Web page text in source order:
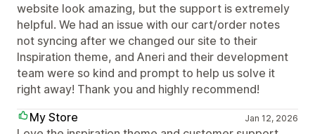
website look amazing, but the support is extremely
helpful. We had an issue with our cart/order notes
not syncing after we changed our site to their
Inspiration theme, and Aneri and their development
team were so kind and prompt to help us solve it
right away! Thank you and highly recommend!
My Store
Jan 12, 2026